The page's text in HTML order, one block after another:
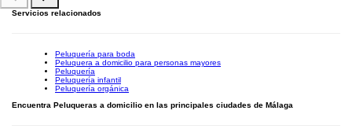
Servicios relacionados
Peluquería para boda
Peluquera a domicilio para personas mayores
Peluquería
Peluquería infantil
Peluquería orgánica
Encuentra Peluqueras a domicilio en las principales ciudades de Málaga